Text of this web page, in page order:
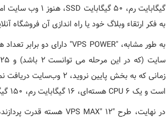
به فکر ارتقاء وبلاگ خود یا راه اندازی آن فروشگاه
است و یک CPU 6 هسته‌ای، 16 گیگابایت رم، 150 گیگابایت SSD، 2 آدرس IP و پهنای باند 30 ترابایت ارائه می‌دهد.